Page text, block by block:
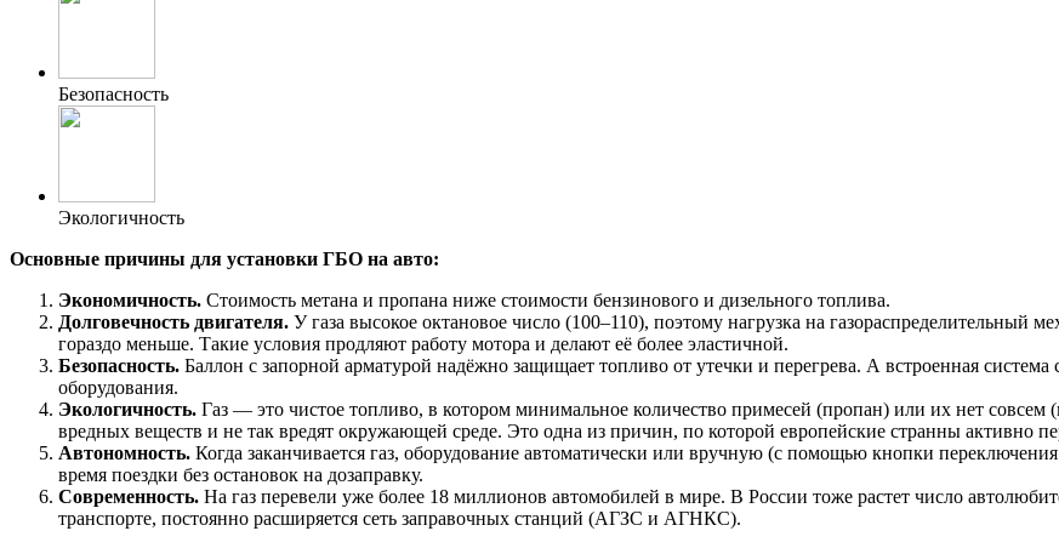
Безопасность
Экологичность
Основные причины для установки ГБО на авто:
Экономичность. Стоимость метана и пропана ниже стоимости бензинового и дизельного топлива.
Долговечность двигателя. У газа высокое октановое число (100–110), поэтому нагрузка на газораспределительный
гораздо меньше. Такие условия продляют работу мотора и делают её более эластичной.
Безопасность. Баллон с запорной арматурой надёжно защищает топливо от утечки и перегрева. А встроенная
оборудования.
Экологичность. Газ — это чистое топливо, в котором минимальное количество примесей (пропан) или их нет
вредных веществ и не так вредят окружающей среде. Это одна из причин, по которой европейские странны активно
Автономность. Когда заканчивается газ, оборудование автоматически или вручную (с помощью кнопки
время поездки без остановок на дозаправку.
Современность. На газ перевели уже более 18 миллионов автомобилей в мире. В России тоже растет число
транспорте, постоянно расширяется сеть заправочных станций (АГЗС и АГНКС).